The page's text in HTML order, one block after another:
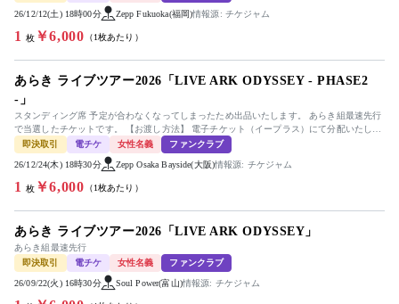
26/12/12(土) 18時00分 Zepp Fukuoka(福岡)情報源: チケジャム
1 枚￥6,000 （1枚あたり）
あらき ライブツアー2026「LIVE ARK ODYSSEY - PHASE2
-」
スタンディング席 予定が合わなくなってしまったため出品いたします。 あらき組最速先行
で当選したチケットです。 【お渡し方法】 電子チケット（イープラス）にて分配いたしま
す。 分配可能...
即決取引 電チケ 女性名義 ファンクラブ
26/12/24(木) 18時30分 Zepp Osaka Bayside(大阪)情報源: チケジャム
1 枚￥6,000 （1枚あたり）
あらき ライブツアー2026「LIVE ARK ODYSSEY」
あらき組最速先行
即決取引
電チケ 女性名義 ファンクラブ
26/09/22(火) 16時30分 Soul Power(富山)情報源: チケジャム